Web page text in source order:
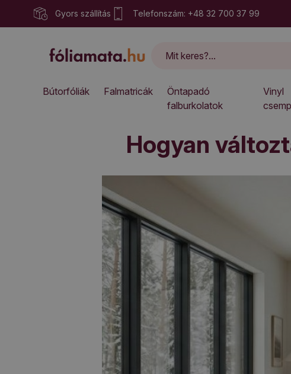
Gyors szállítás Telefonszám: +48 32 700 37 99
Bútorfóliák Falmatricák
Öntapadó
falburkolatok
Vinyl
Hogyan